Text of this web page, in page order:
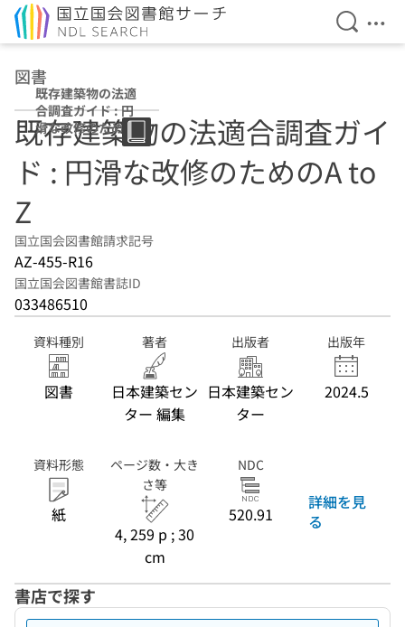
検索を
メ
図書
既存建築物の法適
合調査ガイド : 円
滑な改修のための
A to Z
既存建築物の法適合調査ガイ
ド : 円滑な改修のためのA to
Z
国立国会図書館請求記号
AZ-455-R16
国立国会図書館書誌ID
033486510
資料種別
図書
著者
日本建築セン
ター 編集
出版者
日本建築セン
ター
出版年
2024.5
資料形態
紙
ページ数・大き
さ等
4, 259 p ; 30
cm
NDC
520.91
詳細を見
る
書店で探す